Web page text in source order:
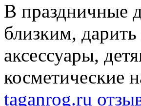
В праздничные
близким,
аксессуары,
косметические
taganrog.ru